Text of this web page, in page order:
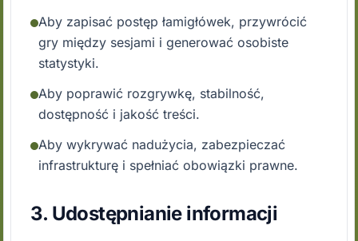
Aby zapisać postęp łamigłówek, przywrócić
gry między sesjami i generować osobiste
statystyki.
Aby poprawić rozgrywkę, stabilność,
dostępność i jakość treści.
Aby wykrywać nadużycia, zabezpieczać
infrastrukturę i spełniać obowiązki prawne.
3. Udostępnianie informacji